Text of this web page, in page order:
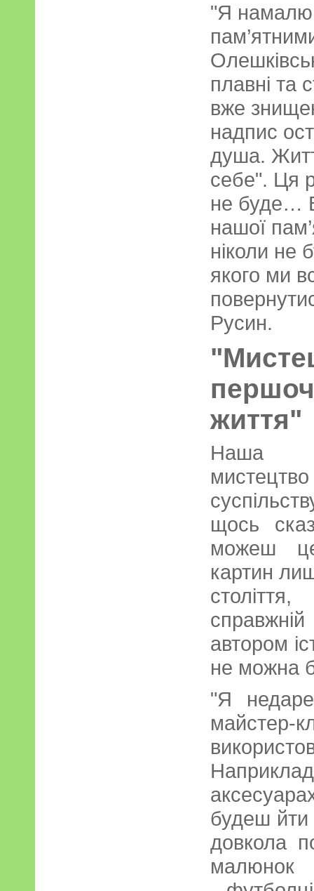
"Я
плавні та
вже
надпис
душа.
себе". Ця
не буде…
нашої
ніколи не
якого ми
Русин.
життя"
Наша
щось
можеш
картин
автором
не можна
"Я
майстер-
будеш йти
довкола
малюнок